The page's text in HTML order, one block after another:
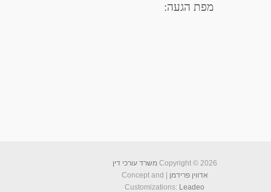
מפת הגעה:
Copyright © 2026 משרד עורכי דין
אדווין פרידמן
| Concept and
Customizations: Leadeo